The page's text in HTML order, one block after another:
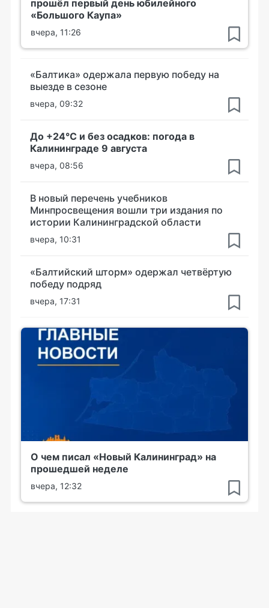
прошёл первый день юбилейного
«Большого Каупа»
вчера, 11:26
«Балтика» одержала первую победу на
выезде в сезоне
вчера, 09:32
До +24°С и без осадков: погода в
Калининграде 9 августа
вчера, 08:56
В новый перечень учебников
Минпросвещения вошли три издания по
истории Калининградской области
вчера, 10:31
«Балтийский шторм» одержал четвёртую
победу подряд
вчера, 17:31
О чем писал «Новый Калининград» на
прошедшей неделе
вчера, 12:32